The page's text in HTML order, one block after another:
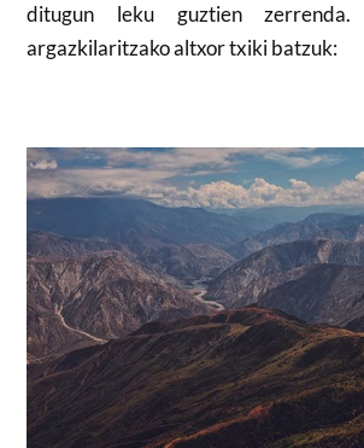
ditugun leku guztien
argazkilaritzako altxor txiki batzuk: